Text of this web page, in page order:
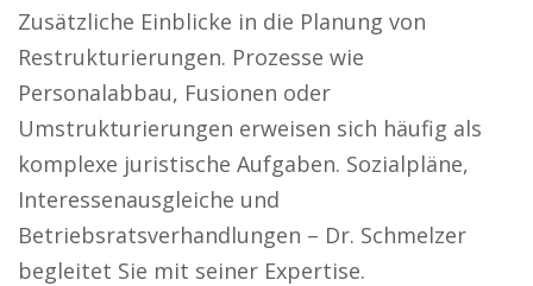
Zusätzliche Einblicke in die Planung von
Restrukturierungen. Prozesse wie
Personalabbau, Fusionen oder
Umstrukturierungen erweisen sich häufig als
komplexe juristische Aufgaben. Sozialpläne,
Interessenausgleiche und
Betriebsratsverhandlungen – Dr. Schmelzer
begleitet Sie mit seiner Expertise.